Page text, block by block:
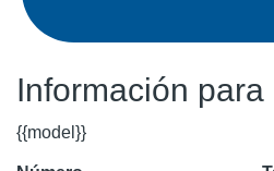
Información para
{{model}}